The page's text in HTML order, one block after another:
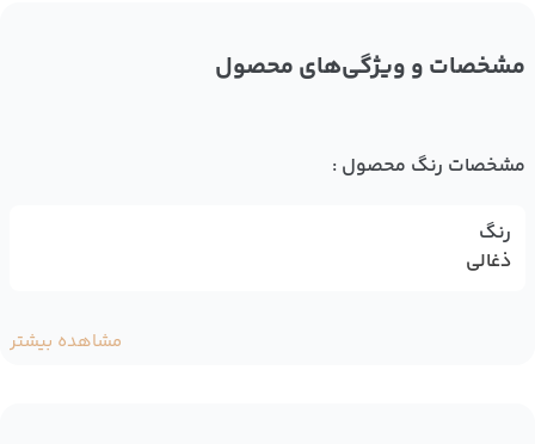
مشخصات و ویژگی‌های محصول
مشخصات رنگ محصول :
رنگ
ذغالی
مشاهده بیشتر